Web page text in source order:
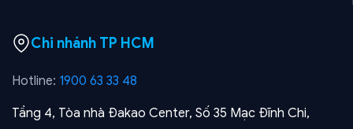
Chi nhánh TP HCM
Hotline: 1900 63 33 48
Tầng 4, Tòa nhà Đakao Center, Số 35 Mạc Đĩnh Chi,